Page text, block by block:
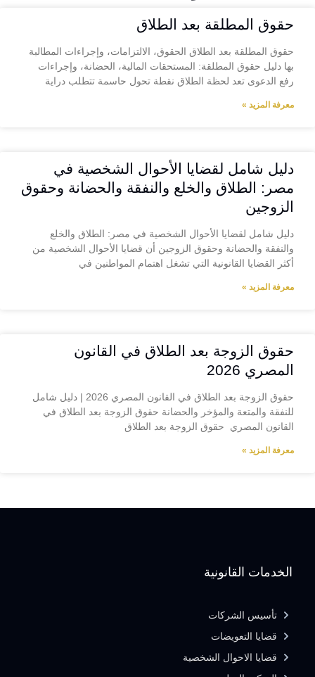
حقوق المطلقة بعد الطلاق
حقوق المطلقة بعد الطلاق الحقوق، الالتزامات، وإجراءات المطالبة
بها دليل حقوق المطلقة: المستحقات المالية، الحضانة، وإجراءات
رفع الدعوى تعد لحظة الطلاق نقطة تحول حاسمة تتطلب دراية
معرفة المزيد »
دليل شامل لقضايا الأحوال الشخصية في
مصر: الطلاق والخلع والنفقة والحضانة وحقوق
الزوجين
دليل شامل لقضايا الأحوال الشخصية في مصر: الطلاق والخلع
والنفقة والحضانة وحقوق الزوجين أن قضايا الأحوال الشخصية من
أكثر القضايا القانونية التي تشغل اهتمام المواطنين في
معرفة المزيد »
حقوق الزوجة بعد الطلاق في القانون
المصري 2026
حقوق الزوجة بعد الطلاق في القانون المصري 2026 | دليل شامل
للنفقة والمتعة والمؤخر والحضانة حقوق الزوجة بعد الطلاق في
القانون المصري حقوق الزوجة بعد الطلاق
معرفة المزيد »
الخدمات القانونية
تأسيس الشركات
قضايا التعويضات
قضايا الاحوال الشخصية